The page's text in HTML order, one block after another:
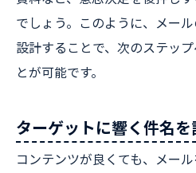
でしょう。このように、メー
設計することで、次のステッ
とが可能です。
ターゲットに響く件名を
コンテンツが良くても、メー